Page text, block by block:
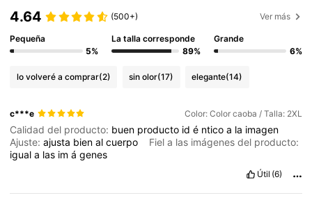
4.64 (500+) Ver más
Pequeña
5%
La talla corresponde
89%
Grande
6%
lo volveré a comprar(2) sin olor(17) elegante(14)
c***e Color: Color caoba / Talla: 2XL
Calidad del producto: buen producto idé nticoa la imagen
Ajuste:ajusta bienalcuerpo
Fiel a las imágenes del producto:
iguala las imágenes
Útil (6)